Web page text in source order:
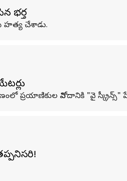
భర్త
హత్య చేశాడు.
ప్రయాణికుల వినోదానికి "వై స్క్రీన్స్‌"